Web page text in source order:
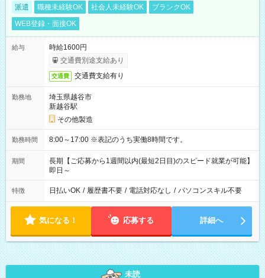
派遣 職種未経験OK 社会人未経験OK
ブランクOK
WEB登録・面接OK
給与
時給1600円
交通費別途支給あり
交通費 交通費支給有り
勤務地
埼玉県越谷市
新越谷駅
その他製造
勤務時間 8:00～17:00 ※表記のうち実働8時間です。
期間
長期【ご応募から1週間以内(最短2日目)のスピード就業が可能】
即日～
特徴 日払いOK / 履歴書不要 / 電話対応なし / パソコンスキル不要
気になる！ 応募する 詳細へ
未読